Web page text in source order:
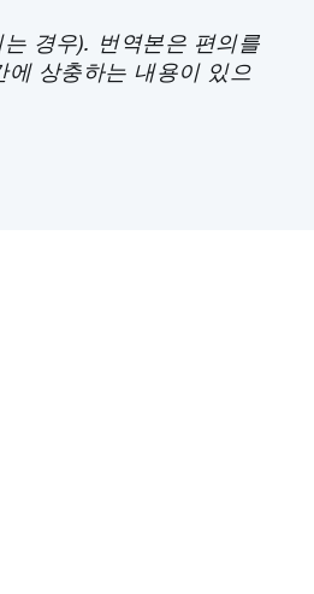
경우). 번역본은 편의를
상충하는 내용이 있으